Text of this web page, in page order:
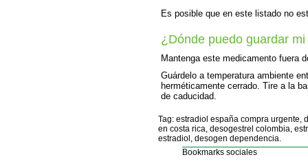
Es posible que en este listado no
¿Dónde puedo guardar
Mantenga este medicamento fuera
Guárdelo a temperatura ambiente
herméticamente cerrado. Tire a la
de caducidad.
Tag: estradiol españa compra urgente,
en costa rica, desogestrel colombia,
estradiol, desogen dependencia.
Bookmarks sociales